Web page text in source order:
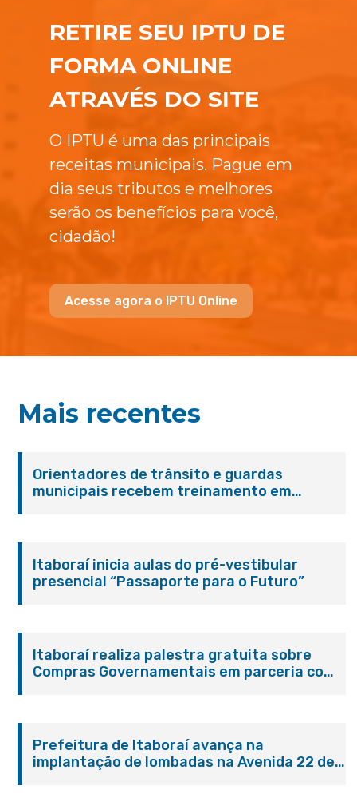
RETIRE SEU IPTU DE
FORMA ONLINE
ATRAVÉS DO SITE
O IPTU é uma das principais
receitas municipais. Pague em
dia seus tributos e melhores
serão os benefícios para você,
cidadão!
Acesse agora o IPTU Online
Mais recentes
Orientadores de trânsito e guardas
municipais recebem treinamento em
Itaboraí inicia aulas do pré-vestibular
presencial “Passaporte para o Futuro”
Itaboraí realiza palestra gratuita sobre
Compras Governamentais em parceria com
Prefeitura de Itaboraí avança na
implantação de lombadas na Avenida 22 de